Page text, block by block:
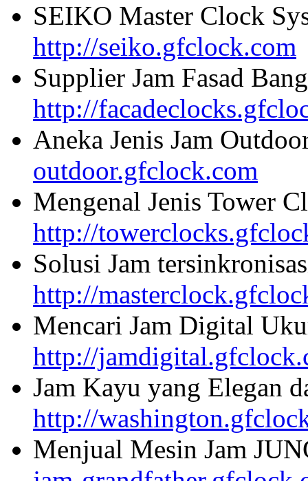
SEIKO Master Clock
http://seiko.gfclock.com
Supplier Jam Fasad
http://
Aneka Jenis Jam
outdoor.gfclock.com
Mengenal Jenis Tower
http://
Solusi Jam
http://
Mencari Jam Digital
http://
Jam Kayu yang Elegan
http://
Menjual Mesin Jam